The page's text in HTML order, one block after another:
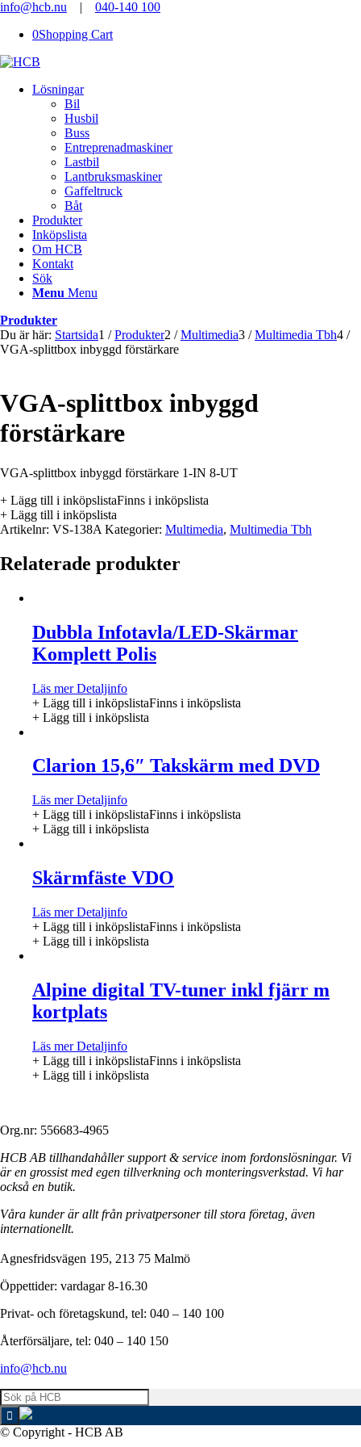
info@hcb.nu | 040-140 100
0Shopping Cart
Lösningar
Bil
Husbil
Buss
Entreprenadmaskiner
Lastbil
Lantbruksmaskiner
Gaffeltruck
Båt
Produkter
Inköpslista
Om HCB
Kontakt
Sök
Menu Menu
Produkter
Du är här: Startsida1 / Produkter2 / Multimedia3 / Multimedia Tbh4 /
VGA-splittbox inbyggd förstärkare
VGA-splittbox inbyggd
förstärkare
VGA-splittbox inbyggd förstärkare 1-IN 8-UT
+ Lägg till i inköpslistaFinns i inköpslista
+ Lägg till i inköpslista
Artikelnr: VS-138A Kategorier: Multimedia, Multimedia Tbh
Relaterade produkter
Dubbla Infotavla/LED-Skärmar
Komplett Polis
Läs merDetaljinfo
+ Lägg till i inköpslistaFinns i inköpslista
+ Lägg till i inköpslista
Clarion 15,6″ Takskärm med DVD
Läs merDetaljinfo
+ Lägg till i inköpslistaFinns i inköpslista
+ Lägg till i inköpslista
Skärmfäste VDO
Läs merDetaljinfo
+ Lägg till i inköpslistaFinns i inköpslista
+ Lägg till i inköpslista
Alpine digital TV-tuner inkl fjärr m
kortplats
Läs merDetaljinfo
+ Lägg till i inköpslistaFinns i inköpslista
+ Lägg till i inköpslista
Org.nr: 556683-4965
HCB AB tillhandahåller support & service inom fordonslösningar. Vi
är en grossist med egen tillverkning och monteringsverkstad. Vi har
också en butik.
Våra kunder är allt från privatpersoner till stora företag, även
internationellt.
Agnesfridsvägen 195, 213 75 Malmö
Öppettider: vardagar 8-16.30
Privat- och företagskund, tel: 040 – 140 100
Återförsäljare, tel: 040 – 140 150
info@hcb.nu
© Copyright - HCB AB